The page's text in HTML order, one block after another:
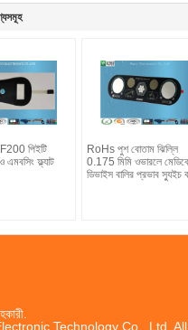
F200 পিইটি
ফ্ল্যাট
RoHs পুশ বোতাম ঝিল্লি
0.175 মিমি ওভারলে
ডিভাইস বালির প্রভাব স্যুইচ
Technology Co., Ltd. All